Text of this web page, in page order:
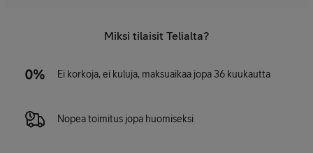
Miksi tilaisit Telialta?
Ei korkoja, ei kuluja, maksuaikaa jopa 36 kuukautta
Nopea toimitus jopa huomiseksi